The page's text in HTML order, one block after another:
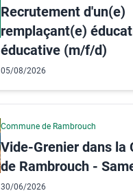
Recrutement d'un(e)
remplaçant(e)
éducative (m/f/d)
05/08/2026
Commune de Rambrouch
Vide-Grenier dans la
de Rambrouch -
30/06/2026